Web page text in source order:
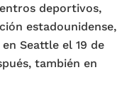
deportivos,
estadounidense,
Seattle el 19 de
también en